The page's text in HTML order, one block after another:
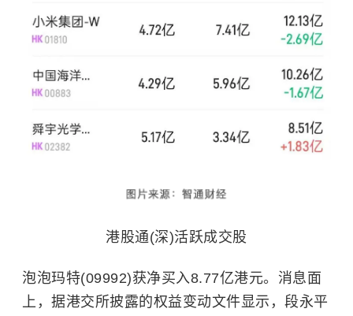
港股通(深)活跃成交股
泡泡玛特(09992)获净买入8.77亿港元。消息面
上，据港交所披露的权益变动文件显示，段永平